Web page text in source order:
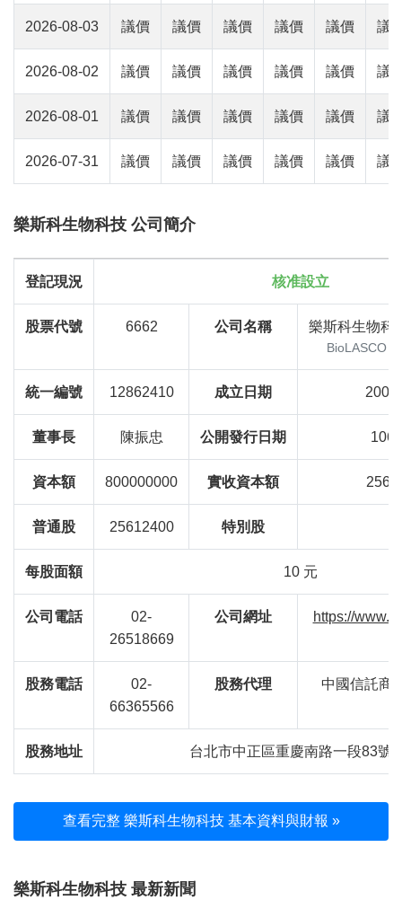
2026-08-03 議價 議價 議價 議價 議價 議
2026-08-02 議價 議價 議價 議價 議價 議
2026-08-01 議價 議價 議價 議價 議價 議
2026-07-31 議價 議價 議價 議價 議價 議
樂斯科生物科技 公司簡介
登記現況 核准設立
股票代號 6662 公司名稱 樂斯科生物科
BioLASCO
統一編號 12862410 成立日期
董事長 陳振忠 公開發行日期 106/
資本額 800000000 實收資本額
普通股 25612400 特別股
每股面額 10 元
公司電話
02-
26518669
公司網址 https://
股務電話
02-
66365566
股務代理 中國信託商
股務地址 台北市中正區重慶南路一段83號
查看完整 樂斯科生物科技 基本資料與財報 »
樂斯科生物科技 最新新聞